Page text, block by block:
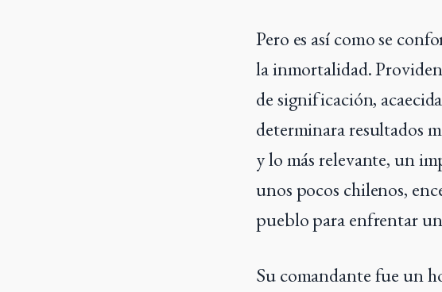
Pero es así como se
la inmortalidad.
de significación,
determinara resultados
y lo más relevante, un
unos pocos chilenos,
pueblo para enfrentar
Su comandante fue un